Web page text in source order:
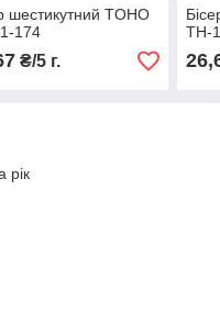
шестикутний TOHO
174
₴/5 г.
TH-
рік